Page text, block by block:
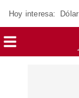
Hoy interesa: Dólar